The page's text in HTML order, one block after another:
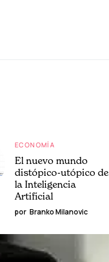
ECONOMÍA
El nuevo mundo
distópico-utópico de
la Inteligencia
Artificial
por Branko Milanovic